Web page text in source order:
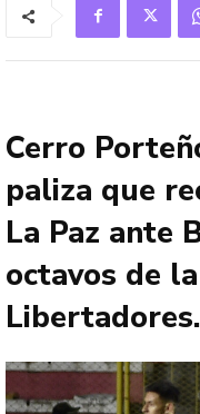
Cerro
paliza que
La Paz ante
octavos de
Libertadores.